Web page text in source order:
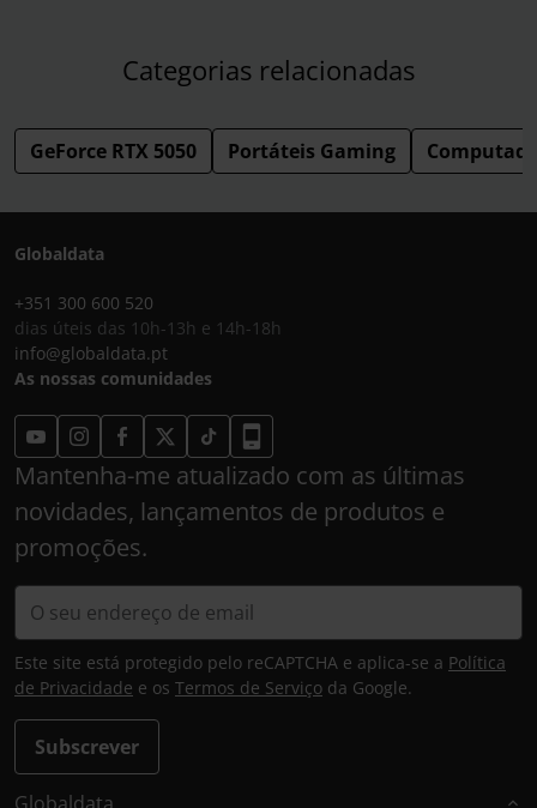
Categorias relacionadas
GeForce RTX 5050 Portáteis Gaming
Globaldata
+351 300 600 520
dias úteis das 10h-13h e 14h-18h
info@globaldata.pt
As nossas comunidades
Mantenha-me atualizado com as últimas
novidades, lançamentos de produtos e
promoções.
Subscrever
Este site está protegido pelo reCAPTCHA e aplica-se a Política
de Privacidade e os Termos de Serviço da Google.